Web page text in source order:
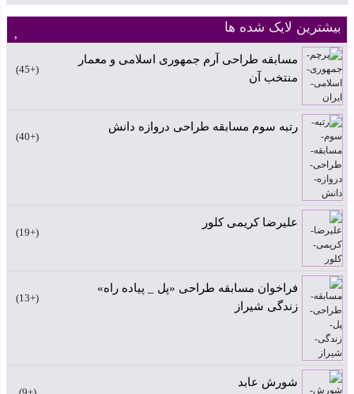
بیشترین لایک شده ها
مسابقه طراحی آرم جمهوری اسلامی و معمار
منتخب آن
+45
رتبه سوم مسابقه طراحی دروازه دانش
+40
علیرضا کریمی کلور
+19
فراخوان مسابقه طراحی «پل _ پیاده راه»
زندگی شیراز
+13
شورش عابد